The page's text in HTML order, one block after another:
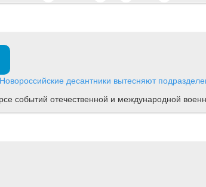
Новороссийские десантники вытесняют
событий отечественной и международной